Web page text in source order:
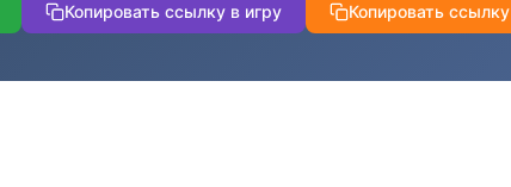
Копировать ссылку в игру Копировать ссылку